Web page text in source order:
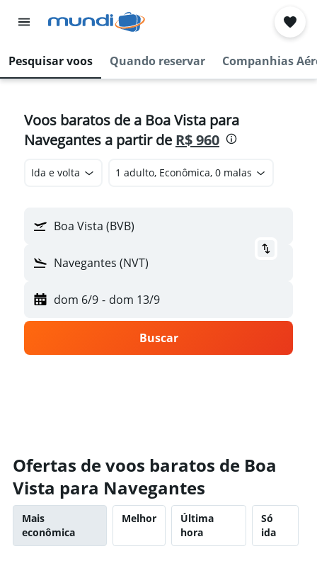
Pesquisar voos Quando reservar Companhias
Voos baratos de a Boa Vista para
Navegantes a partir de R$ 960
Ida e volta 1 adulto, Econômica, 0 malas
Boa Vista (BVB)
Navegantes (NVT)
dom 6/9 - dom 13/9
Buscar
Ofertas de voos baratos de Boa
Vista para Navegantes
Mais
econômica
Melhor
Última
hora
Só
ida